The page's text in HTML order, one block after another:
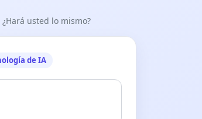
usted lo mismo?
de IA